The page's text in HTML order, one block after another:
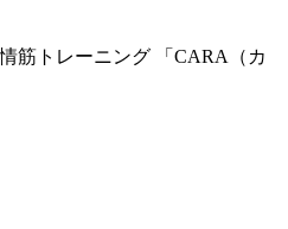
筋トレーニング 「CARA（カ